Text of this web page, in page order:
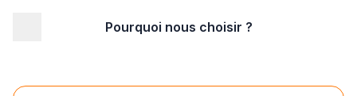
Pourquoi nous choisir ?
Métallerie Bourgogne